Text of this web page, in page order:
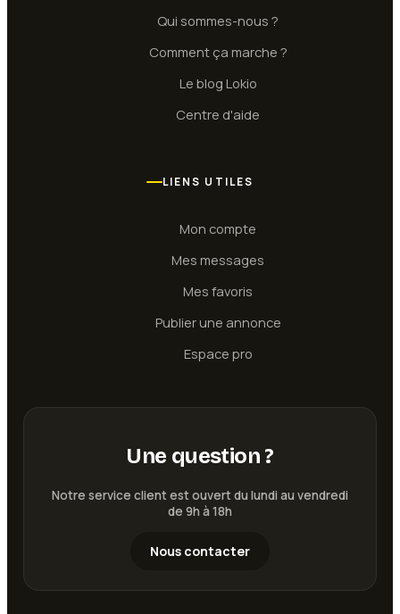
Qui sommes-nous ?
Comment ça marche ?
Le blog Lokio
Centre d'aide
LIENS UTILES
Mon compte
Mes messages
Mes favoris
Publier une annonce
Espace pro
Une question ?
Notre service client est ouvert du lundi au vendredi
de 9h à 18h
Nous contacter